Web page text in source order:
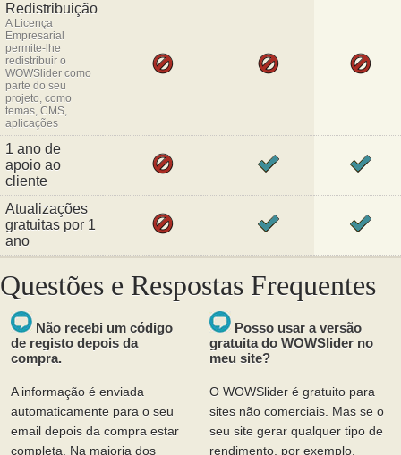
Redistribuição
A Licença
Empresarial
permite-lhe
redistribuir o
WOWSlider como
parte do seu
projeto, como
temas, CMS,
aplicações
1 ano de
apoio ao
cliente
Atualizações
gratuitas por 1
ano
Questões e Respostas Frequentes
Posso usar a versão
gratuita do WOWSlider no
meu site?
O WOWSlider é gratuito para
sites não comerciais. Mas se o
seu site gerar qualquer tipo de
rendimento, por exemplo,
Não recebi um código
de registo depois da
compra.
A informação é enviada
automaticamente para o seu
email depois da compra estar
completa. Na maioria dos